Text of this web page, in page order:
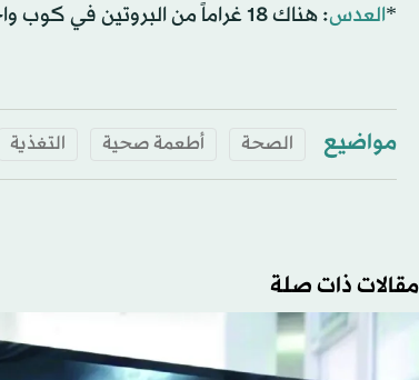
*العدس: هناك 18 غراماً من البروتين في كوب واحد (198 غراماً) من العدس المطبوخ.
مواضيع الصحة أطعمة صحية التغذية
مقالات ذات صلة